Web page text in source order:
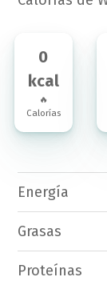
0
kcal
🔥
Calorías
Energía
Grasas
Proteínas